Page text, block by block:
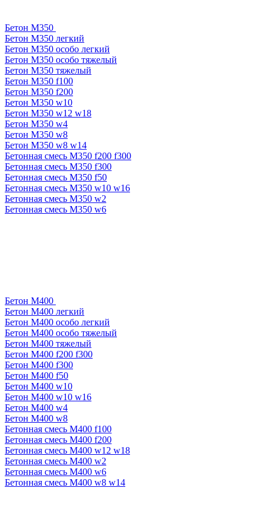
Бетон М350
Бетон М350 легкий
Бетон М350 особо легкий
Бетон М350 особо тяжелый
Бетон М350 тяжелый
Бетон М350 f100
Бетон М350 f200
Бетон М350 w10
Бетон М350 w12 w18
Бетон М350 w4
Бетон М350 w8
Бетон М350 w8 w14
Бетонная смесь М350 f200 f300
Бетонная смесь М350 f300
Бетонная смесь М350 f50
Бетонная смесь М350 w10 w16
Бетонная смесь М350 w2
Бетонная смесь М350 w6
Бетон М400
Бетон М400 легкий
Бетон М400 особо легкий
Бетон М400 особо тяжелый
Бетон М400 тяжелый
Бетон М400 f200 f300
Бетон М400 f300
Бетон М400 f50
Бетон М400 w10
Бетон М400 w10 w16
Бетон М400 w4
Бетон М400 w8
Бетонная смесь М400 f100
Бетонная смесь М400 f200
Бетонная смесь М400 w12 w18
Бетонная смесь М400 w2
Бетонная смесь М400 w6
Бетонная смесь М400 w8 w14